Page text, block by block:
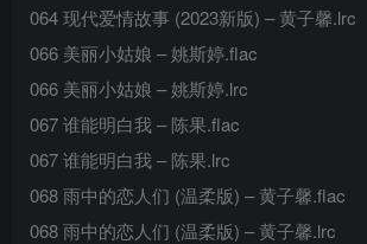
064 现代爱情故事 (2023新版) – 黄子馨.lrc
066 美丽小姑娘 – 姚斯婷.flac
066 美丽小姑娘 – 姚斯婷.lrc
067 谁能明白我 – 陈果.flac
067 谁能明白我 – 陈果.lrc
068 雨中的恋人们 (温柔版) – 黄子馨.flac
068 雨中的恋人们 (温柔版) – 黄子馨.lrc